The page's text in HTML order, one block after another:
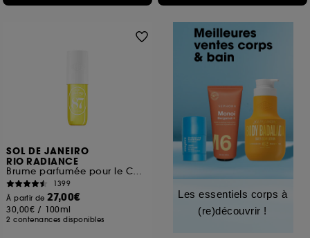
SOL DE JANEIRO
RIO RADIANCE
Brume parfumée pour le Corps et les cheveux
1399
À partir de27,00€
30,00€ / 100ml
2 contenances disponibles
Les essentiels corps à
(re)découvrir !